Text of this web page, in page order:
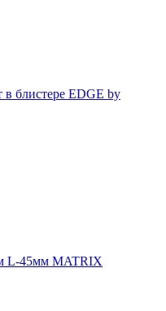
блистере EDGE by
L-45мм MATRIX